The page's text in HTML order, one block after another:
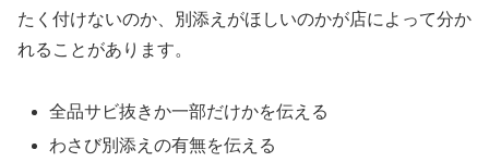
たく付けないのか、別添えがほしいのかが店によって分か
れることがあります。
全品サビ抜きか一部だけかを伝える
わさび別添えの有無を伝える